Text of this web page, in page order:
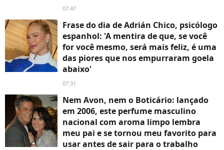
07:47
Frase do dia de Adrián Chico, psicólogo
espanhol: 'A mentira de que, se você
for você mesmo, será mais feliz, é uma
das piores que nos empurraram goela
abaixo'
07:31
Nem Avon, nem o Boticário: lançado
em 2006, este perfume masculino
nacional com aroma limpo lembra
meu pai e se tornou meu favorito para
usar antes de sair para o trabalho